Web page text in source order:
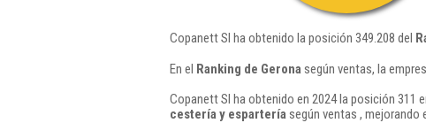
Copanett Sl ha obtenido la posición 349.208 del
En el Ranking de Gerona según ventas, la
Copanett Sl ha obtenido en 2024 la posición 311
cestería y esparteríasegún ventas , mejorando